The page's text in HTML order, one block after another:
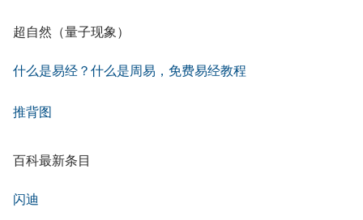
超自然（量子现象）
什么是易经？什么是周易，免费易经教程
推背图
百科最新条目
闪迪